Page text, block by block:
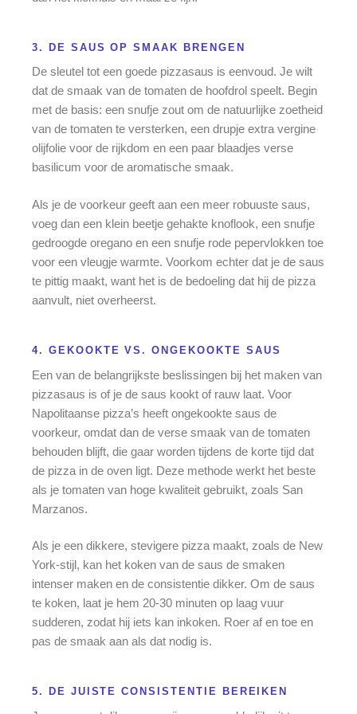
3. DE SAUS OP SMAAK BRENGEN
De sleutel tot een goede pizzasaus is eenvoud. Je wilt
dat de smaak van de tomaten de hoofdrol speelt. Begin
met de basis: een snufje zout om de natuurlijke zoetheid
van de tomaten te versterken, een drupje extra vergine
olijfolie voor de rijkdom en een paar blaadjes verse
basilicum voor de aromatische smaak.
Als je de voorkeur geeft aan een meer robuuste saus,
voeg dan een klein beetje gehakte knoflook, een snufje
gedroogde oregano en een snufje rode pepervlokken toe
voor een vleugje warmte. Voorkom echter dat je de saus
te pittig maakt, want het is de bedoeling dat hij de pizza
aanvult, niet overheerst.
4. GEKOOKTE VS. ONGEKOOKTE SAUS
Een van de belangrijkste beslissingen bij het maken van
pizzasaus is of je de saus kookt of rauw laat. Voor
Napolitaanse pizza’s heeft ongekookte saus de
voorkeur, omdat dan de verse smaak van de tomaten
behouden blijft, die gaar worden tijdens de korte tijd dat
de pizza in de oven ligt. Deze methode werkt het beste
als je tomaten van hoge kwaliteit gebruikt, zoals San
Marzanos.
Als je een dikkere, stevigere pizza maakt, zoals de New
York-stijl, kan het koken van de saus de smaken
intenser maken en de consistentie dikker. Om de saus
te koken, laat je hem 20-30 minuten op laag vuur
sudderen, zodat hij iets kan inkoken. Roer af en toe en
pas de smaak aan als dat nodig is.
5. DE JUISTE CONSISTENTIE BEREIKEN